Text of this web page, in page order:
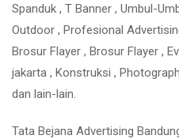
Spanduk , T Banner , Umbul-
Outdoor , Profesional
Brosur Flayer , Brosur Flayer ,
jakarta , Konstruksi ,
dan lain-lain.
Tata Bejana Advertising